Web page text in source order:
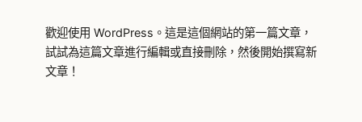
歡迎使用 WordPress。這是這個網站的第一篇文章，
試試為這篇文章進行編輯或直接刪除，然後開始撰寫新
文章！